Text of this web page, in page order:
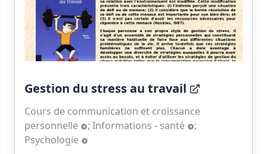
Gestion du stress au travail
Cours de communication et croissance
personnelle
; Informations - santé
;
Psychologie